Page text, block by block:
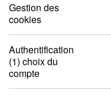
Gestion des
cookies
Authentification
(1) choix du
compte